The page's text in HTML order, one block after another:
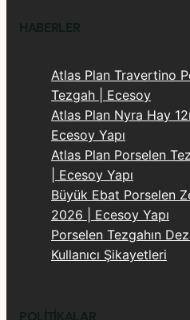
HABERLER
Atlas Plan Travertino
Tezgah | Ecesoy
Atlas Plan Nyra Hay
Ecesoy Yapı
Atlas Plan Porselen
| Ecesoy Yapı
Büyük Ebat Porselen
2026 | Ecesoy Yapı
Porselen Tezgahın
Kullanıcı Şikayetleri
POLITIKALAR